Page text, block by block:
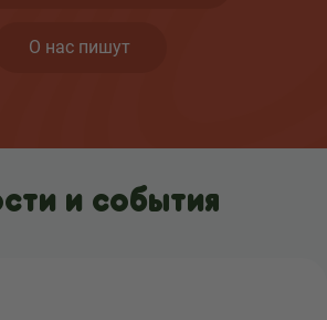
О нас пишут
и события